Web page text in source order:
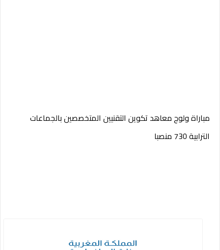
مباراة ولوج معاهد تكوين التقنيين المتخصصين بالجماعات
الترابية 730 منصبا